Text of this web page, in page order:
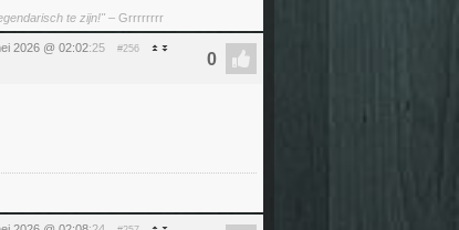
te zijn!" – Grrrrrrrr
2026 @ 02:02:25 #256